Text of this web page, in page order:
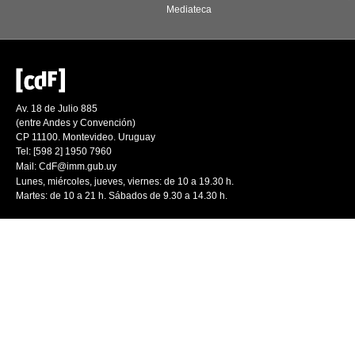
Mediateca
Av. 18 de Julio 885
(entre Andes y Convención)
CP 11100. Montevideo. Uruguay
Tel: [598 2] 1950 7960
Mail: CdF@imm.gub.uy
Lunes, miércoles, jueves, viernes: de 10 a 19.30 h.
Martes: de 10 a 21 h. Sábados de 9.30 a 14.30 h.